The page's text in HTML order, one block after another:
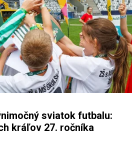
sviatok futbalu:
kráľov 27. ročníka